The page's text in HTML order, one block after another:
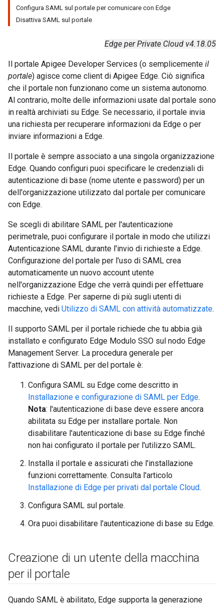
Configura SAML sul portale per comunicare con Edge
Disattiva SAML sul portale
Edge per Private Cloud v4.18.05
Il portale Apigee Developer Services (o semplicemente il
portale) agisce come client di Apigee Edge. Ciò significa
che il portale non funzionano come un sistema autonomo.
Al contrario, molte delle informazioni usate dal portale sono
in realtà archiviati su Edge. Se necessario, il portale invia
una richiesta per recuperare informazioni da Edge o per
inviare informazioni a Edge.
Il portale è sempre associato a una singola organizzazione
Edge. Quando configuri puoi specificare le credenziali di
autenticazione di base (nome utente e password) per un
dell'organizzazione utilizzato dal portale per comunicare
con Edge.
Se scegli di abilitare SAML per l'autenticazione
perimetrale, puoi configurare il portale in modo che utilizzi
Autenticazione SAML durante l'invio di richieste a Edge.
Configurazione del portale per l'uso di SAML crea
automaticamente un nuovo account utente
nell'organizzazione Edge che verrà quindi per effettuare
richieste a Edge. Per saperne di più sugli utenti di
macchine, vedi Utilizzo di SAML con attività automatizzate.
Il supporto SAML per il portale richiede che tu abbia già
installato e configurato Edge Modulo SSO sul nodo Edge
Management Server. La procedura generale per
l'attivazione di SAML per del portale è:
Configura SAML su Edge come descritto in
Installazione e configurazione di SAML per Edge.
Nota: l'autenticazione di base deve essere ancora
abilitata su Edge per installare portale. Non
disabilitare l'autenticazione di base su Edge finché
non hai configurato il portale per l'utilizzo SAML.
Installa il portale e assicurati che l'installazione
funzioni correttamente. Consulta l'articolo
Installazione di Edge per privati dal portale Cloud.
Configura SAML sul portale.
Ora puoi disabilitare l'autenticazione di base su Edge.
Creazione di un utente della macchina
per il portale
Quando SAML è abilitato, Edge supporta la generazione